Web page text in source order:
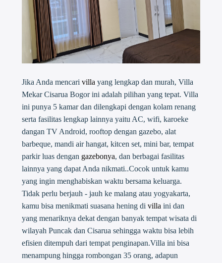
Jika Anda mencari villa yang lengkap dan murah, Villa
Mekar Cisarua Bogor ini adalah pilihan yang tepat. Villa
ini punya 5 kamar dan dilengkapi dengan kolam renang
serta fasilitas lengkap lainnya yaitu AC, wifi, karoeke
dangan TV Android, rooftop dengan gazebo, alat
barbeque, mandi air hangat, kitcen set, mini bar, tempat
parkir luas dengan gazebonya, dan berbagai fasilitas
lainnya yang dapat Anda nikmati..Cocok untuk kamu
yang ingin menghabiskan waktu bersama keluarga.
Tidak perlu berjauh - jauh ke malang atau yogyakarta,
kamu bisa menikmati suasana hening di villa ini dan
yang menariknya dekat dengan banyak tempat wisata di
wilayah Puncak dan Cisarua sehingga waktu bisa lebih
efisien ditempuh dari tempat penginapan.Villa ini bisa
menampung hingga rombongan 35 orang, adapun